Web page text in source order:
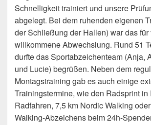
Schnelligkeit trainiert und unsere
abgelegt. Bei dem ruhenden eigenen
der Schließung der Hallen) war das
willkommene Abwechslung. Rund 51
durfte das Sportabzeichenteam (Anja,
und Lucie) begrüßen. Neben dem
Montagstraining gab es auch einige
Trainingstermine, wie den Radsprint in
Radfahren, 7,5 km Nordic Walking
Walking-Abzeichens beim 24h-